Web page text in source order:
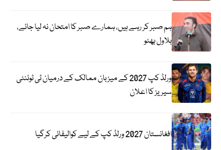
ہم صبر کر رہے ہیں، ہمارے صبر کا امتحان نہ لیا جائے،
بلاول بھٹو
ورلڈ کپ 2027 کے میزبان ممالک کے درمیان ٹی ٹوئنٹی
سیریز کا اعلان
افغانستان 2027 ورلڈ کپ کے لیے کوالیفائی کرگیا